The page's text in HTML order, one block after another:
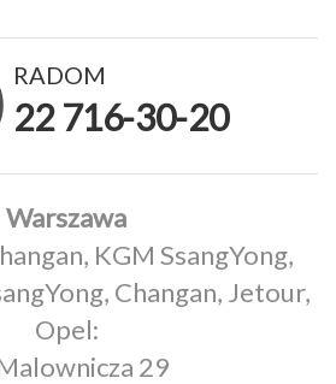
RADOM
22 716-30-20
Warszawa
KGM SsangYong,
Changan, Jetour,
Opel:
29